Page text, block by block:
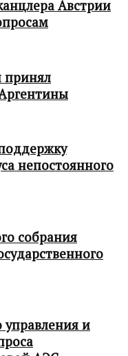
Австрии
непостоянного
собрания
и